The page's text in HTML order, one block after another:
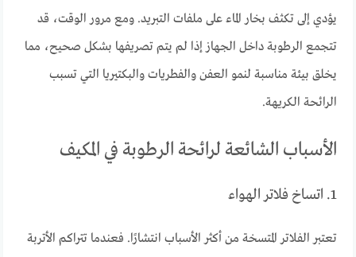
يؤدي إلى تكثف بخار الماء على ملفات التبريد. ومع مرور الوقت، قد
تتجمع الرطوبة داخل الجهاز إذا لم يتم تصريفها بشكل صحيح، مما
يخلق بيئة مناسبة لنمو العفن والفطريات والبكتيريا التي تسبب
الرائحة الكريهة.
الأسباب الشائعة لرائحة الرطوبة في المكيف
1. اتساخ فلاتر الهواء
تعتبر الفلاتر المتسخة من أكثر الأسباب انتشارًا. فعندما تتراكم الأتربة